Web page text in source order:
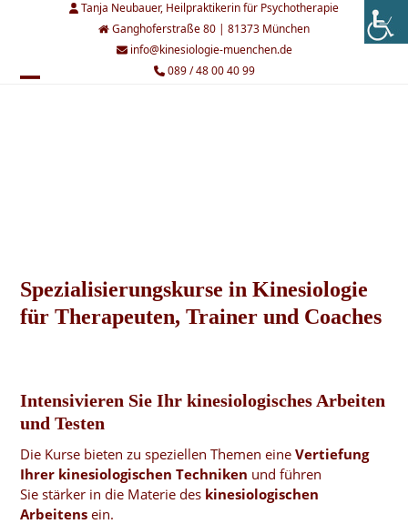
Tanja Neubauer, Heilpraktikerin für Psychotherapie
Ganghoferstraße 80 | 81373 München
info@kinesiologie-muenchen.de
089 / 48 00 40 99
Spezialisierungskurse in Kinesiologie
für Therapeuten, Trainer und Coaches
Intensivieren Sie Ihr kinesiologisches Arbeiten
und Testen
Die Kurse bieten zu speziellen Themen eineVertiefung
Ihrer kinesiologischen Techniken und führen
Sie stärker in die Materie des kinesiologischen
Arbeitens ein.